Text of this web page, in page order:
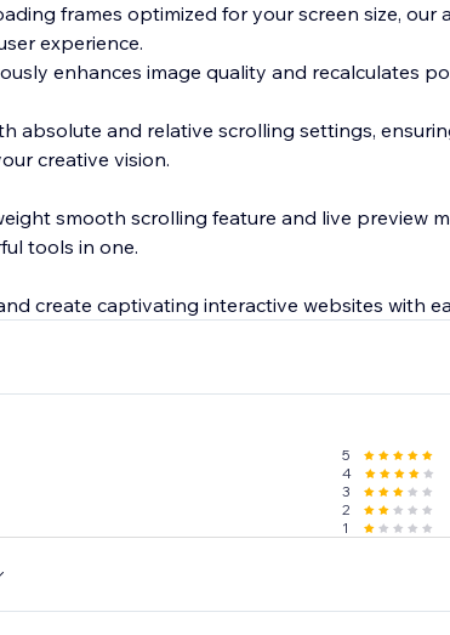
frames optimized for your screen size, our
experience.
enhances image quality and recalculates
absolute and relative scrolling settings,
creative vision.
smooth scrolling feature and live preview
tools in one.
create captivating interactive websites with
5
4
3
2
1